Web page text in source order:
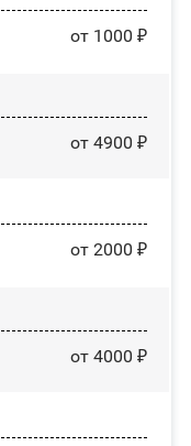
от 1000 ₽
от 4900 ₽
от 2000 ₽
от 4000 ₽